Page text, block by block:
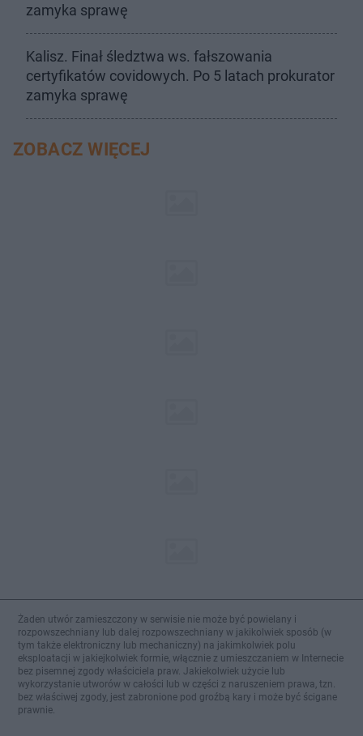
zamyka sprawę
Kalisz. Finał śledztwa ws. fałszowania
certyfikatów covidowych. Po 5 latach prokurator
zamyka sprawę
ZOBACZ WIĘCEJ
Żaden utwór zamieszczony w serwisie nie może być powielany i
rozpowszechniany lub dalej rozpowszechniany w jakikolwiek sposób (w
tym także elektroniczny lub mechaniczny) na jakimkolwiek polu
eksploatacji w jakiejkolwiek formie, włącznie z umieszczaniem w Internecie
bez pisemnej zgody właściciela praw. Jakiekolwiek użycie lub
wykorzystanie utworów w całości lub w części z naruszeniem prawa, tzn.
bez właściwej zgody, jest zabronione pod groźbą kary i może być ścigane
prawnie.